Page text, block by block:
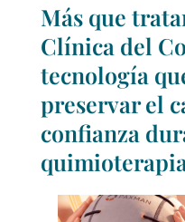
Más que
Clínica del
tecnología
preservar el
confianza
quimioterapia